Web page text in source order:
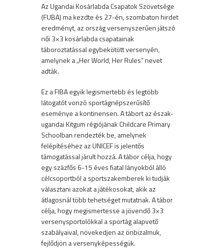
Az Ugandai Kosárlabda Csapatok Szövetsége
(FUBA) ma kezdte és 27-én, szombaton hirdet
eredményt, az ország versenyszerűen játszó
női 3×3 kosárlabda csapatainak
táboroztatással egybekötött versenyén,
amelynek a „Her World, Her Rules” nevet
adták.
Ez a FIBA egyik legismertebb és legtöbb
látogatót vonzó sportágnépszerűsítő
eseménye a kontinensen. A tábort az észak-
ugandai Kitgum régiójának Childcare Primary
Schoolban rendezték be, amelynek
felépítéséhez az UNICEF is jelentős
támogatással járult hozzá. A tábor célja, hogy
egy százfős 6-15 éves fiatal lányokból álló
célcsoportból a sportszakemberek ki tudják
választani azokat a játékosokat, akik az
átlagosnál több tehetséget mutatnak. A tábor
célja, hogy megismertesse a jövendő 3×3
versenysportolókkal a sportág alapvető
szabályaival, növekedjen az önbizalmuk,
fejlődjön a versenyképességük.